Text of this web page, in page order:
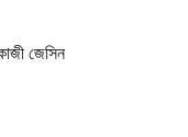
জেসিন